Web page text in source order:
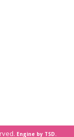
Engine by TSD.